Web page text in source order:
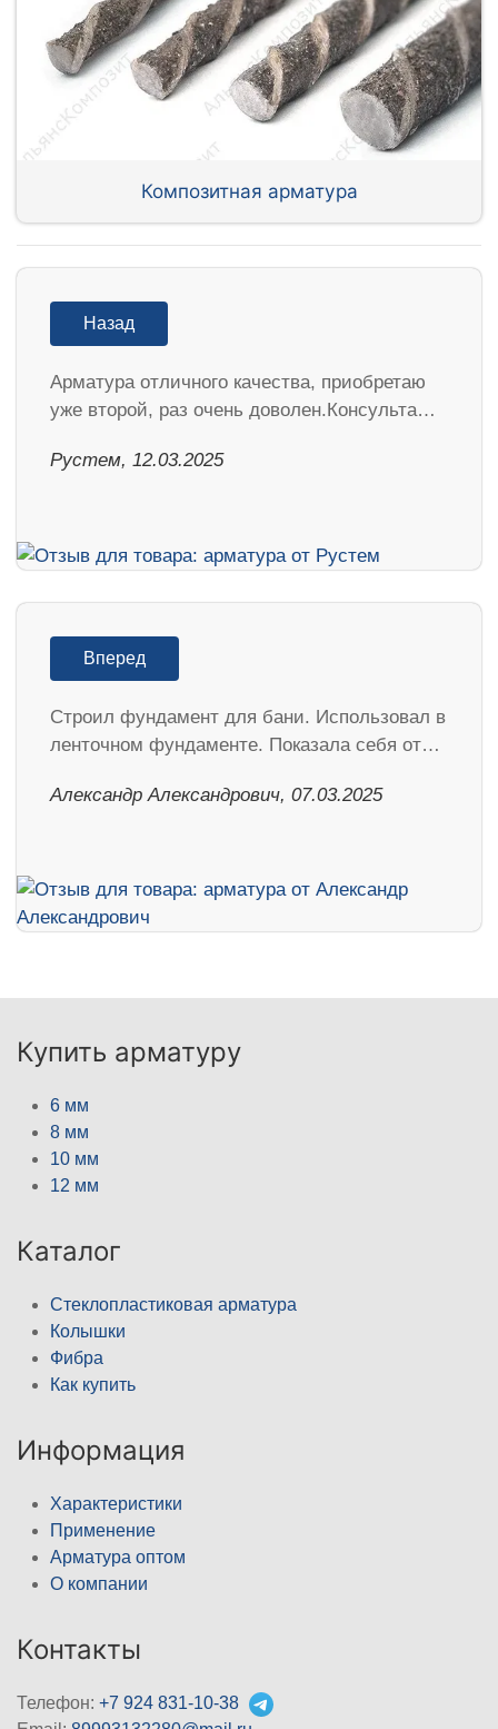
Композитная арматура
Назад
Арматура отличного качества, приобретаю
уже второй, раз очень доволен.Консульта…
Рустем, 12.03.2025
Вперед
Строил фундамент для бани. Использовал в
ленточном фундаменте. Показала себя от…
Александр Александрович, 07.03.2025
Купить арматуру
6 мм
8 мм
10 мм
12 мм
Каталог
Стеклопластиковая арматура
Колышки
Фибра
Как купить
Информация
Характеристики
Применение
Арматура оптом
О компании
Контакты
Телефон: +7 924 831-10-38